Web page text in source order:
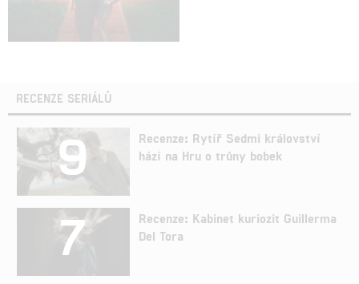
RECENZE SERIÁLŮ
9
Recenze: Rytíř Sedmi království
hází na Hru o trůny bobek
7
Recenze: Kabinet kuriozit Guillerma
Del Tora